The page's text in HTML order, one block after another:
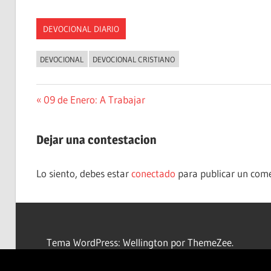
DEVOCIONAL DIARIO
DEVOCIONAL DEVOCIONAL CRISTIANO
Navegación
entradas
Entrada
09 de Enero: A Trabajar
Dejar una contestacion
Lo siento, debes estarconectado para publicar un
Tema WordPress: Wellington por ThemeZee.